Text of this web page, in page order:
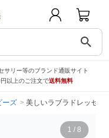
search
サリー等のブランド通販サイト
以上のご注文で送料無料
ーズ 美しいラブラドレッセン
1 / 8